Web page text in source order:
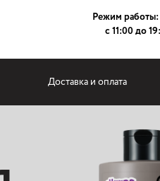
Режим
с 11:00 до
Доставка и оплата